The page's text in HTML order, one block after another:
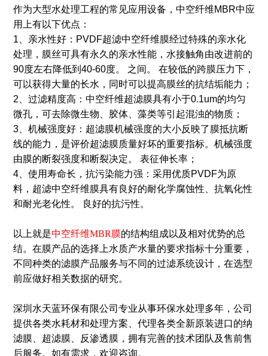
作为大型水处理工程的常见应用设备，中空纤维MBR中应
用上有以下优点：
1、亲水性好：PVDF超滤中空纤维膜经过特殊的亲水化
处理，膜丝可具有永久的亲水性能，水接触角由改进前的
90度左右降低到40-60度。 之间。 在较低的跨膜压力下，
可以获得大量的长水，同时可以提高膜丝的抗结垢能力；
2、过滤精度高：中空纤维超滤膜具有小于0.1um的均匀
微孔，可去除微生物、胶体、藻类等引起混浊的物质；
3、机械强度好：超滤膜机械强度的大小反映了膜抵抗断
线的能力，是评价超滤膜质量好坏的重要指标。机械强度
由膜的断裂强度和断裂决定。 表征伸长率；
4、使用寿命长，抗污染能力强：采用优质PVDF为原
料，超滤中空纤维膜具有良好的耐化学腐蚀性、抗氧化性
和耐光老化性。 良好的抗污性。
以上就是中空纤维MBR膜的结构组成以及相对优势的总
结。在膜产品的选择上水质产水量的要求指标十分重要，
不同种类的滤膜产品服务与不同的过滤系统设计，在选型
前应做好相关数据的研究。
深圳水天蓝环保有限公司专业从事环保水处理多年，公司
提供各类水耗材和处理方案、代理各类全新原装进口的纳
滤膜、超滤膜、反渗透膜，拥有完善的技术团队及售前售
后服务。如有需求，欢迎咨询。